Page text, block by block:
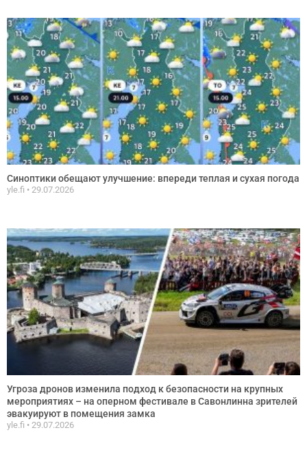
Синоптики обещают улучшение: впереди теплая и сухая погода
yle.fi 29.07.2026
Угроза дронов изменила подход к безопасности на крупных
мероприятиях – на оперном фестивале в Савонлинна зрителей
эвакуируют в помещения замка
yle.fi 29.07.2026